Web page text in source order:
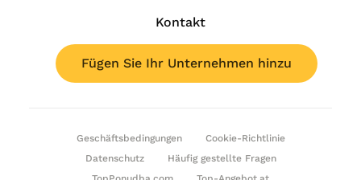
Kontakt
Fügen Sie Ihr Unternehmen hinzu
Geschäftsbedingungen
Cookie-Richtlinie
Datenschutz
Häufig gestellte Fragen